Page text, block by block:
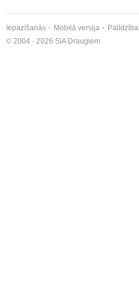
Iepazīšanās Mobilā versija Palīdzība
© 2004 - 2026 SIA Draugiem